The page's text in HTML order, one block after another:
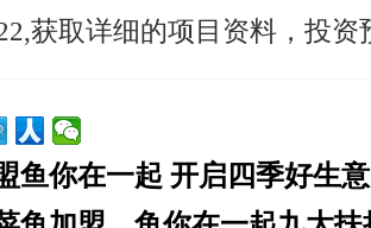
获取详细的项目资料，投资
鱼你在一起 开启四季好生意